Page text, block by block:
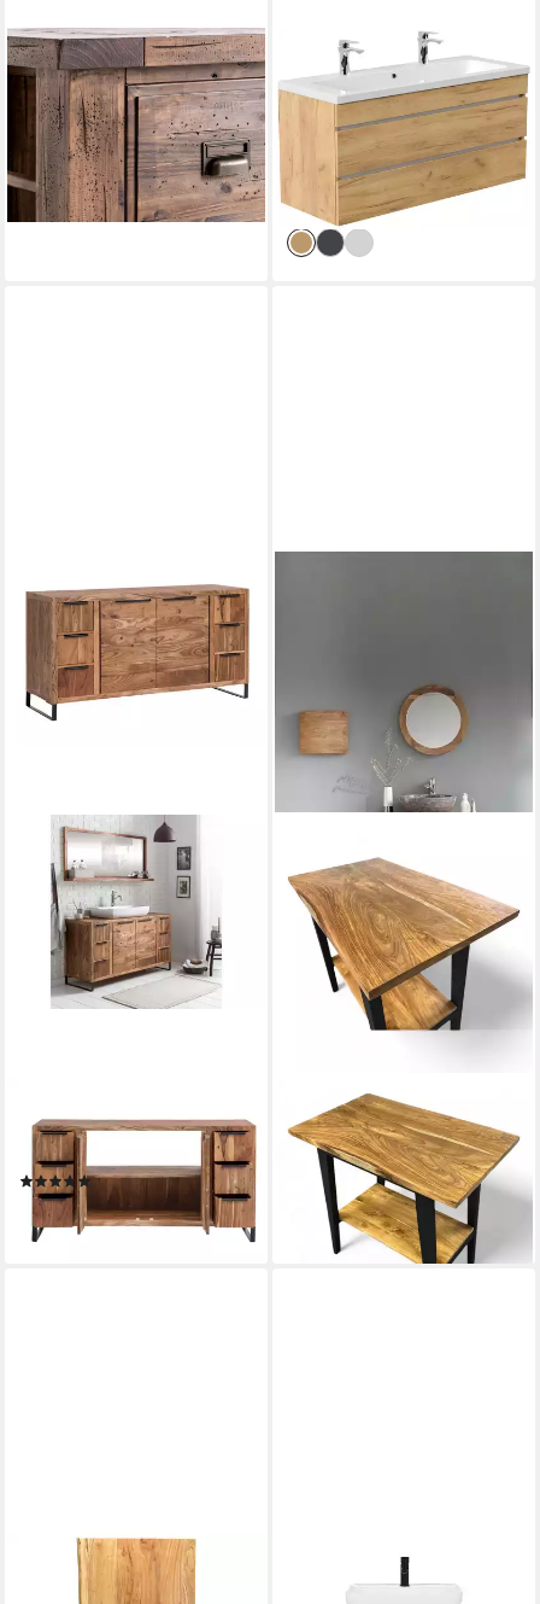
MASSIVUM
Waschtisch Cancun 140cm,
aus rustikalem Holz (1-St)
749,00 €
lieferbar - in 3-4 Werktagen bei dir
MAGNOLIA HOME
Doppelwaschtisch Badmöbel
Via 120 Doppelbadmöbel
eiche gold mit grifflosen
Schubladen
668,90 €
lieferbar - in 5-6 Werktagen bei dir
Waschtisch Sydney 138cm
aus Akazienholz (1-St)
(2)
649,00 €
lieferbar - in 3-4 Werktagen bei dir
FAHOME
Waschtisch Holz Waschtisch -
Mit zusätzlichem Boden - Für
Waschbecken - Teakholz
349,00 €
lieferbar - in 4-5 Werktagen bei dir